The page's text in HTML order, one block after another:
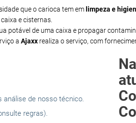
que o carioca tem em limpeza e
e cisternas.
potável de uma caixa e propagar
a Ajaxx realiza o serviço, com
análise de nosso técnico.
regras).